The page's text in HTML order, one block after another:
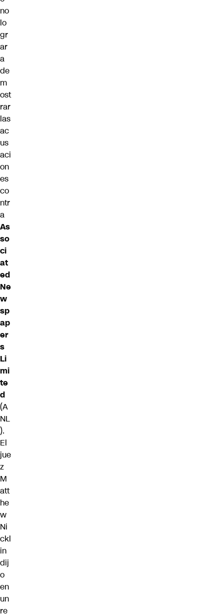
no
lo
gr
ar
a
de
m
ost
rar
las
ac
us
aci
on
es
co
ntr
a
As
so
ci
at
ed
Ne
w
sp
ap
er
s
Li
mi
te
d
(A
NL
).
El
jue
z
M
att
he
w
Ni
ckl
in
dij
o
en
un
re